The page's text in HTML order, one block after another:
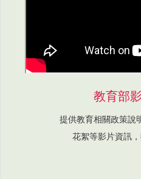
教育部
提供教育相關政策說
花絮等影片資訊